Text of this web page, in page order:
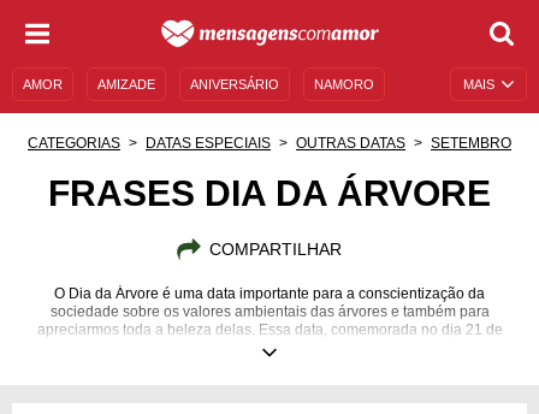
MAIS
AMOR AMIZADE ANIVERSÁRIO NAMORO
DESCULPAS
CATEGORIAS DATAS ESPECIAIS OUTRAS DATAS SETEMBRO
FRASES DIA DA ÁRVORE
COMPARTILHAR
O Dia da Árvore é uma data importante para a conscientização da
sociedade sobre os valores ambientais das árvores e também para
apreciarmos toda a beleza delas. Essa data, comemorada no dia 21 de
setembro, é tida como uma oportunidade para os indivíduos refletirem